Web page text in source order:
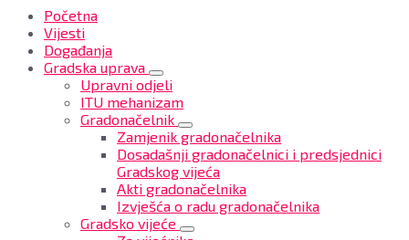
Početna
Vijesti
Događanja
Gradska uprava
Upravni odjeli
ITU mehanizam
Gradonačelnik
Zamjenik gradonačelnika
Dosadašnji gradonačelnici i predsjednici
Gradskog vijeća
Akti gradonačelnika
Izvješća o radu gradonačelnika
Gradsko vijeće